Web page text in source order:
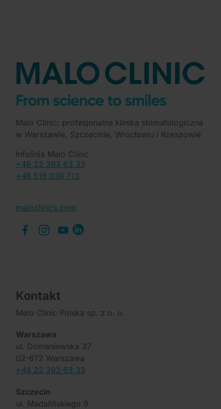
Malo Clinic: profesjonalna klinika stomatologiczna
w Warszawie, Szczecinie, Wrocławiu i Rzeszowie
Infolinia Malo Clinic
+48 22 393 63 33
+48 516 039 713
maloclinics.com
Kontakt
Malo Clinic Polska sp. z o. o.
Warszawa
ul. Domaniewska 37
02-672 Warszawa
+48 22 393 63 33
Szczecin
ul. Madalińskiego 9